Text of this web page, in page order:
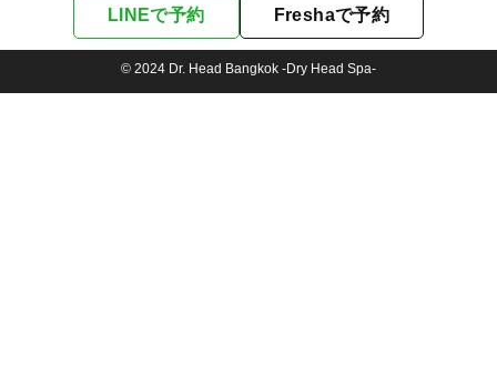
LINEで予約 Freshaで予約
© 2024 Dr. Head Bangkok -Dry Head Spa-